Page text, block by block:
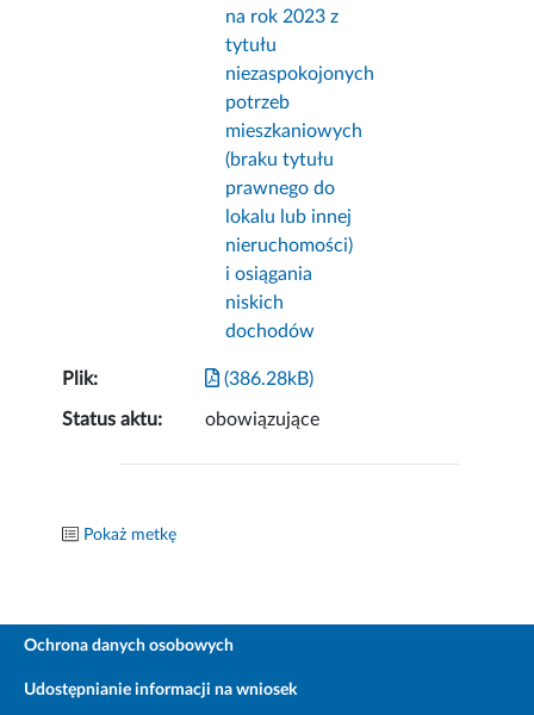
na rok 2023 z
tytułu
niezaspokojonych
potrzeb
mieszkaniowych
(braku tytułu
prawnego do
lokalu lub innej
nieruchomości)
i osiągania
niskich
dochodów
Plik: (386.28kB)
Status aktu: obowiązujące
Pokaż metkę
Ochrona danych osobowych
Udostępnianie informacji na wniosek